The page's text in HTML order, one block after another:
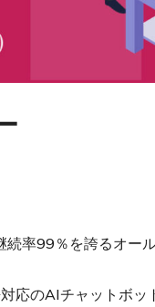
率99％を誇るオー
応のAIチャットボッ